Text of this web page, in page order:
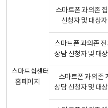
스마트쉼센터
홈페이지
스마트폰 과의존
신청자 및 대상
스마트폰 과의존 전
상담 신청자 및 대
스마트폰 과의존
상담 신청자 및 대